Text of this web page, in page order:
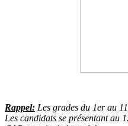
Rappel: Les grades du 1er au
Les candidats se présentant au